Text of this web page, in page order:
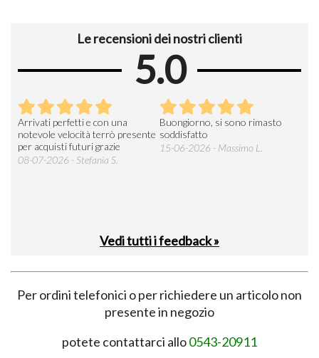
Le recensioni dei nostri clienti
5.0
Arrivati perfetti e con una
notevole velocità terrò presente
per acquisti futuri grazie
08-07-2026 - Stefania S.
Buongiorno, si sono rimasto
soddisfatto
15-06-2026 - Massimo L.
Vedi tutti i feedback »
Per ordini telefonici o per richiedere un articolo non
presente in negozio
potete contattarci allo0543-20911